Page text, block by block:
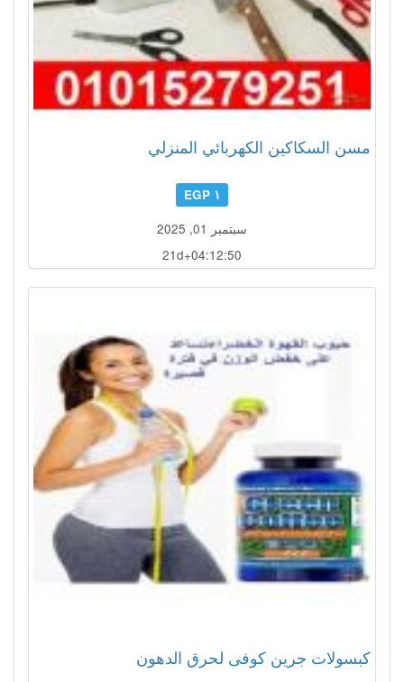
مسن السكاكين الكهربائي المنزلي
١ EGP
سبتمبر 01, 2025
21d+04:12:47
كبسولات جرين كوفى لحرق الدهون